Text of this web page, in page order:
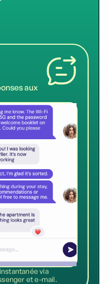
aux
via
et e-mail.